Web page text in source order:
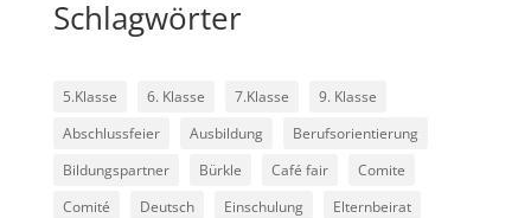
Schlagwörter
5.Klasse 6. Klasse 7.Klasse
9. Klasse
Abschlussfeier
Ausbildung
Berufsorientierung
Bildungspartner
Bürkle Café fair
Comite
Comité
Deutsch Einschulung
Elternbeirat